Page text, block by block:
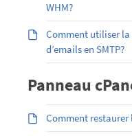
WHM?
Comment utiliser la
d’emails en SMTP?
Panneau
Comment restaurer